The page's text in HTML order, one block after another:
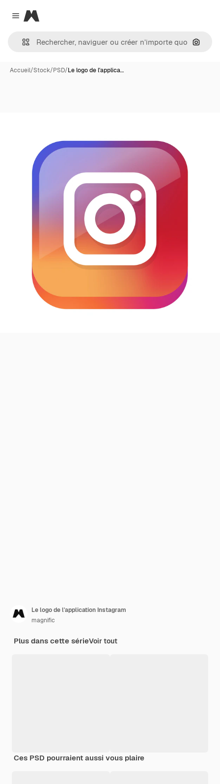
Close menu
Magnific
Accueil/Stock/PSD/Le logo de l'applica…
Le logo de l'application Instagram
magnific
Plus dans cette sérieVoir tout
Ces PSD pourraient aussi vous plaire